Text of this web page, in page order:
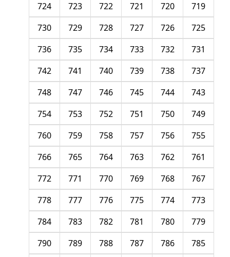
719
720
721
722
723
724
725
726
727
728
729
730
731
732
733
734
735
736
737
738
739
740
741
742
743
744
745
746
747
748
749
750
751
752
753
754
755
756
757
758
759
760
761
762
763
764
765
766
767
768
769
770
771
772
773
774
775
776
777
778
779
780
781
782
783
784
785
786
787
788
789
790